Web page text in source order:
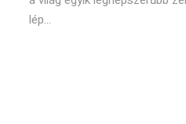
lép...